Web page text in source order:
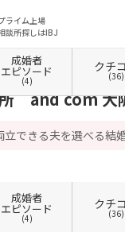
ライム上場
談所探しはIBJ
所 大阪府大阪市 大阪府大
and com 大
できる夫を選べる結
成婚者
エピソード
(4)
クチ
(36)
成婚者
エピソード
(4)
クチ
(36)